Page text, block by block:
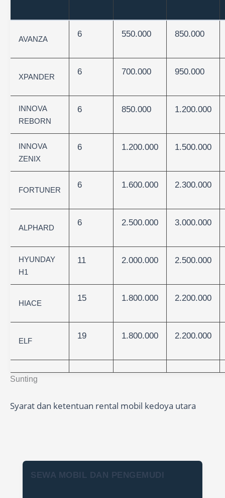
Sunting
AVANZA
6 550.000 850.000
XPANDER
6 700.000 950.000
INNOVA
REBORN
6 850.000 1.200.000
INNOVA
ZENIX
6 1.200.000 1.500.000
FORTUNER
6 1.600.000 2.300.000
ALPHARD
6 2.500.000 3.000.000
HYUNDAY
H1
11 2.000.000 2.500.000
HIACE
15 1.800.000 2.200.000
ELF
19 1.800.000 2.200.000
Syarat dan ketentuan rental mobil kedoya utara
SEWA MOBIL DAN PENGEMUDI